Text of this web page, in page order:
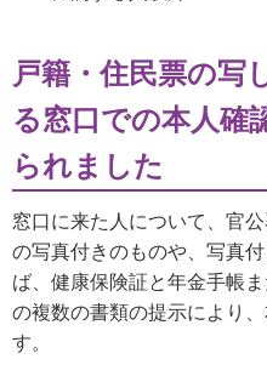
戸籍・住民票の写
る窓口での本人確
られました
窓口に来た人について、官
の写真付きのものや、写真
ば、健康保険証と年金手帳
の複数の書類の提示により
す。